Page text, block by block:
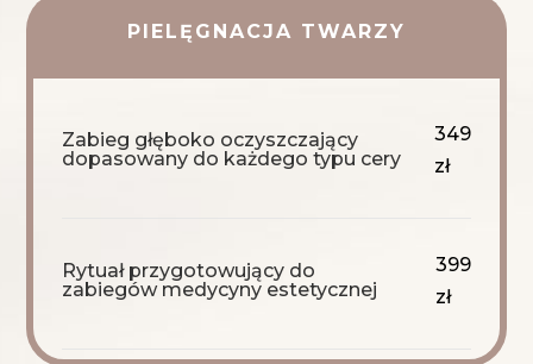
PIELĘGNACJA TWARZY
Zabieg głęboko oczyszczający
dopasowany do każdego typu cery
349
zł
Rytuał przygotowujący do
zabiegów medycyny estetycznej
399
zł